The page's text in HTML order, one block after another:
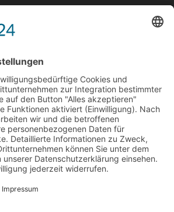
MIT STIL
Nächster Beitrag »
Sugardaddy mit Stil